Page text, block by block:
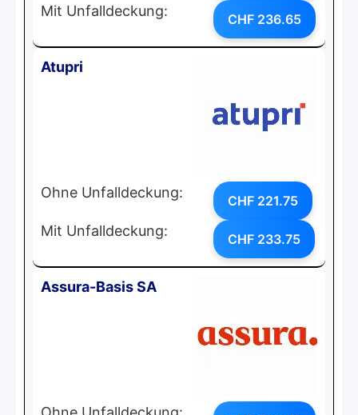
Mit Unfalldeckung: CHF 236.65
Atupri
Ohne Unfalldeckung: CHF 221.75
Mit Unfalldeckung: CHF 233.75
Assura-Basis SA